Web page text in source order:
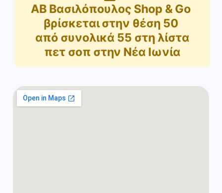
ΑΒ Βασιλόπουλος Shop & Go
βρίσκεται στην θέση 50
από συνολικά 55 στη λίστα
πετ σοπ στην Νέα Ιωνία